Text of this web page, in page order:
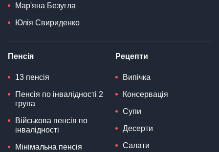
Мар'яна Безугла
Юлія Свириденко
Пенсія
13 пенсія
Пенсія по інвалідності 2
група
Військова пенсія по
інвалідності
Мінімальна пенсія
Рецепти
Випічка
Консервація
Супи
Десерти
Салати